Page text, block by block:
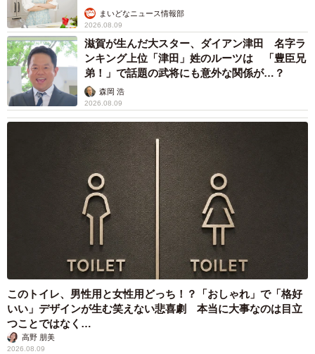
「正直に値段書いちゃったら買う人おらんよね」
「g売りの闇」
「「100gだとどれくらいの量になりますか？」と聞いちゃ
います」
「わかる！二人分で5000円消えたことある！」
「角煮がすごく危ないですW」
「小さくグラム数書くのはズルいwww」
「なぜ（1切れ）でやってくれないのか！！！！」
「器に盛り付けたあとに引き下がれないのよ…量り売りは
と、同じ経験のある方々から共感の声が続々と届いていま
月光もりあさんにお話を聞いてみました。
今後は必ずグラム売りか確認します
――デパ地下での出来事、焦りましたね。
まいどなニュース情報部
2026.08.09
滋賀が生んだ大スター、ダイアン津田 名字ラ
ンキング上位「津田」姓のルーツは 「豊臣兄
弟！」で話題の武将にも意外な関係が…？
森岡 浩
2026.08.09
このトイレ、男性用と女性用どっち！？「おしゃれ」で「格好
いい」デザインが生む笑えない悲喜劇 本当に大事なのは目立
つことではなく…
高野 朋美
2026.08.09